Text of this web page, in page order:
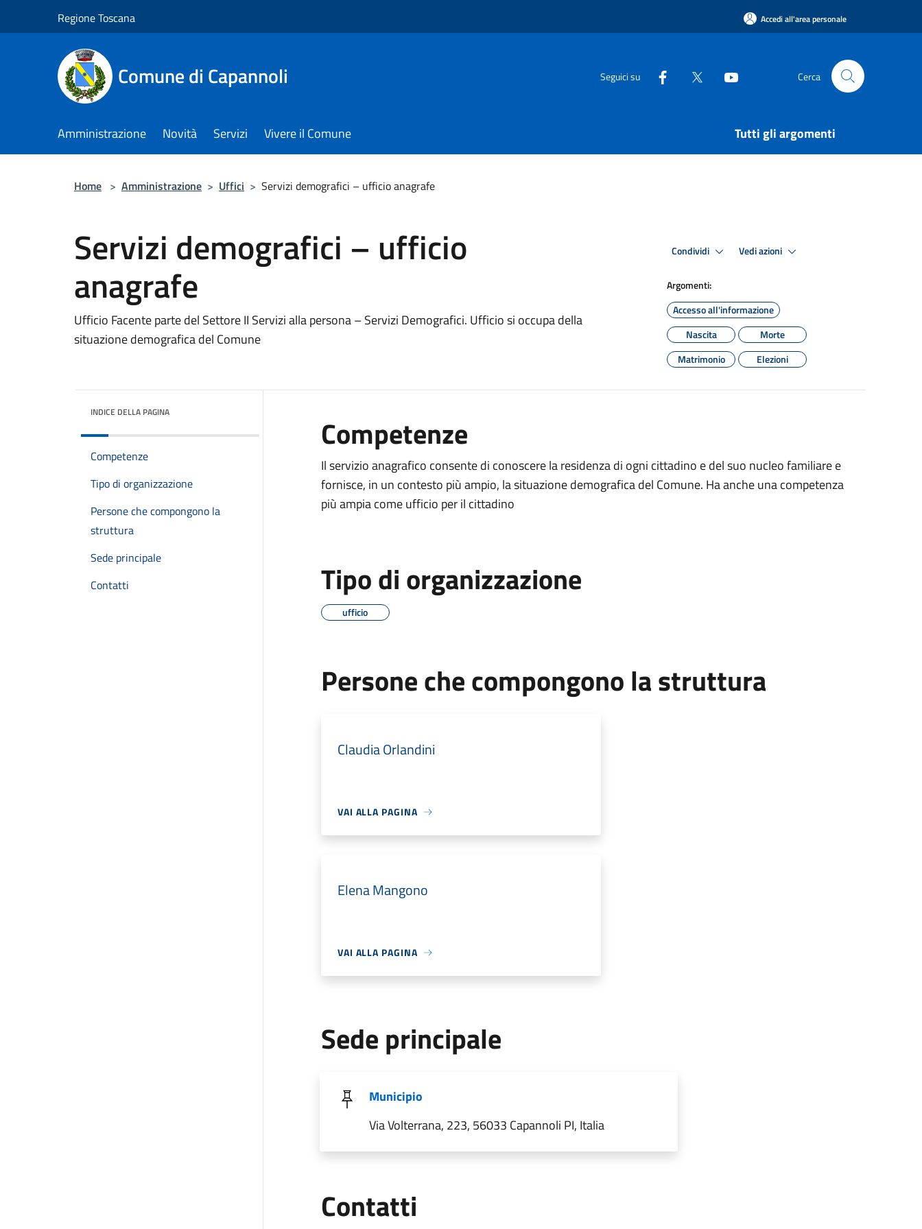
Regione Toscana Accedi all'area personale
Comune di Capannoli Seguici su Cerca
Amministrazione Novità Servizi Vivere il Comune Tutti gli argomenti
Home > Amministrazione > Uffici > Servizi demografici – ufficio anagrafe
Servizi demografici – ufficio
anagrafe
Ufficio Facente parte del Settore II Servizi alla persona – Servizi Demografici. Ufficio si occupa della
situazione demografica del Comune
Condividi Vedi azioni
Argomenti:
Accesso all'informazione
Nascita
Morte
Matrimonio
Elezioni
INDICE DELLA PAGINA
Competenze
Tipo di organizzazione
Persone che compongono la
struttura
Sede principale
Contatti
Competenze
Il servizio anagrafico consente di conoscere la residenza di ogni cittadino e del suo nucleo familiare e
fornisce, in un contesto più ampio, la situazione demografica del Comune. Ha anche una competenza
più ampia come ufficio per il cittadino
Tipo di organizzazione
ufficio
Persone che compongono la struttura
Claudia Orlandini
VAI ALLA PAGINA
Elena Mangono
VAI ALLA PAGINA
Sede principale
Municipio
Via Volterrana, 223, 56033 Capannoli PI, Italia
Contatti